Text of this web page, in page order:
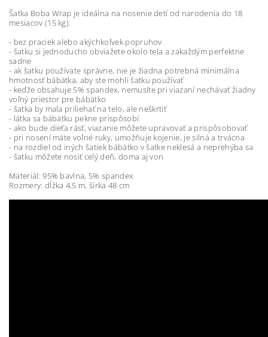
Šatka Boba Wrap je ideálna na nosenie detí od narodenia do 18
mesiacov (15 kg).
- bez praciek alebo akýchkoľvek popruhov
- šatku si jednoducho obviažete okolo tela a zakaždým perfektne
sadne
- ak šatku používate správne, nie je žiadna potrebná minimálna
hmotnosť bábätka, aby ste mohli šatku používať
- keďže obsahuje 5% spandex, nemusíte pri viazaní nechávať žiadny
voľný priestor pre bábätko
- šatka by mala priliehať na telo, ale neškrtiť
- látka sa bábätku pekne prispôsobí
- ako bude dieťa rásť, viazanie môžete upravovať a prispôsobovať
- pri nosení máte voľné ruky, umožňuje kojenie, je silná a trvácna
- na rozdiel od iných šatiek bábätko v šatke neklesá a neprehýba sa
- šatku môžete nosiť celý deň, doma aj von
Materiál: 95% bavlna, 5% spandex
Rozmery: dĺžka 4,5 m, šírka 48 cm